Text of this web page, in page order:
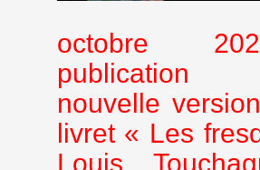
octobre
publication
nouvelle
livret « Les
Louis